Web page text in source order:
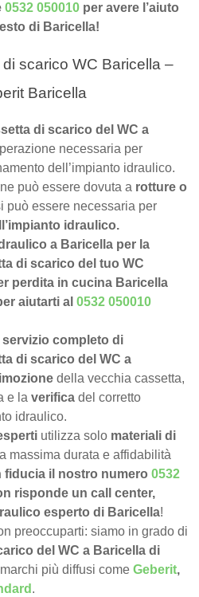
0532 050010 per avere l’aiuto
di Baricella!
scarico WC Baricella –
Baricella
di scarico del WC a
necessaria per
dell’impianto idraulico.
può essere dovuta a rotture o
può essere necessaria per
idraulico.
a Baricella per la
di scarico del tuo WC
perdita in cucina Baricella
aiutarti al0532 050010
servizio completo di
di scarico del WC a
della vecchia cassetta,
e laverifica del corretto
idraulico.
utilizza solo materiali di
massima durata e affidabilità
fiducia il nostro numero0532
risponde un call center,
esperto di Baricella!
preoccuparti: siamo in grado di
del WC a Baricella di
più diffusi comeGeberit,
.